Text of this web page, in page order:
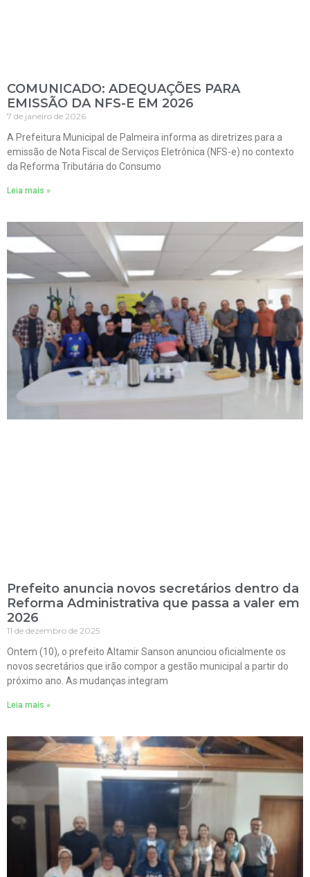
COMUNICADO: ADEQUAÇÕES PARA
EMISSÃO DA NFS-E EM 2026
7 de janeiro de 2026
A Prefeitura Municipal de Palmeira informa as diretrizes para a
emissão de Nota Fiscal de Serviços Eletrônica (NFS-e) no contexto
da Reforma Tributária do Consumo
Leia mais »
Prefeito anuncia novos secretários dentro da
Reforma Administrativa que passa a valer em
2026
11 de dezembro de 2025
Ontem (10), o prefeito Altamir Sanson anunciou oficialmente os
novos secretários que irão compor a gestão municipal a partir do
próximo ano. As mudanças integram
Leia mais »